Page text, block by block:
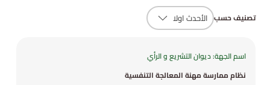
تصنيف حسب
اسم الجهة: ديوان التشريع و الرأي
نظام ممارسة مهنة المعالجة التنفسية